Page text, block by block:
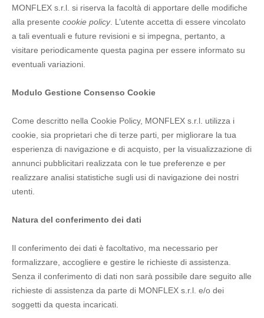
MONFLEX s.r.l. si riserva la facoltà di apportare delle modifiche
alla presente cookie policy. L’utente accetta di essere vincolato
a tali eventuali e future revisioni e si impegna, pertanto, a
visitare periodicamente questa pagina per essere informato su
eventuali variazioni.
Modulo Gestione Consenso Cookie
Come descritto nella Cookie Policy, MONFLEX s.r.l. utilizza i
cookie, sia proprietari che di terze parti, per migliorare la tua
esperienza di navigazione e di acquisto, per la visualizzazione di
annunci pubblicitari realizzata con le tue preferenze e per
realizzare analisi statistiche sugli usi di navigazione dei nostri
utenti.
Natura del conferimento dei dati
Il conferimento dei dati è facoltativo, ma necessario per
formalizzare, accogliere e gestire le richieste di assistenza.
Senza il conferimento di dati non sarà possibile dare seguito alle
richieste di assistenza da parte di MONFLEX s.r.l. e/o dei
soggetti da questa incaricati.